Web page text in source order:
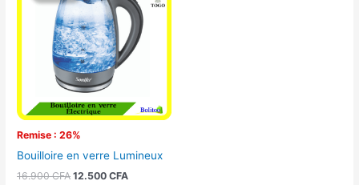
Remise : 26%
Bouilloire en verre Lumineux
16.900CFA
16.900 CFA.
12.500CFA
est :
12.500 CFA.